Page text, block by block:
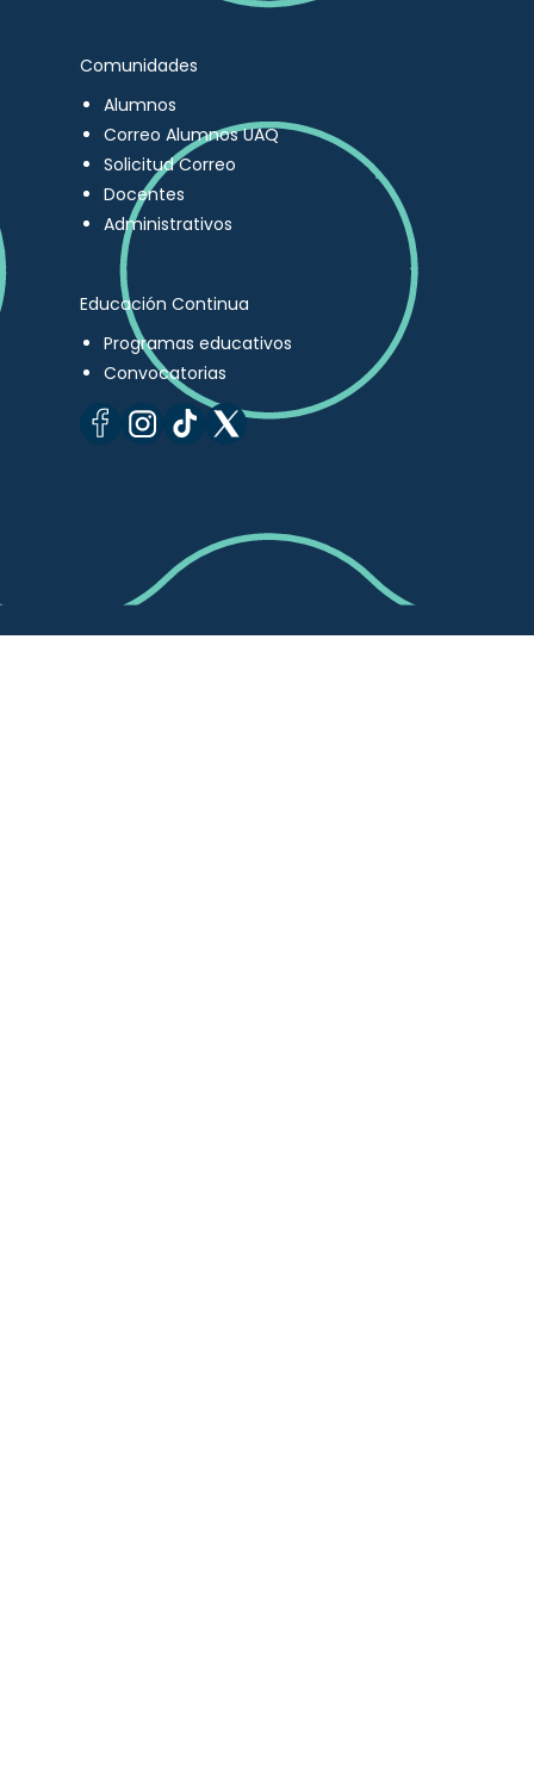
Comunidades
Alumnos
Correo Alumnos UAQ
Solicitud Correo
Docentes
Administrativos
Educación Continua
Programas educativos
Convocatorias